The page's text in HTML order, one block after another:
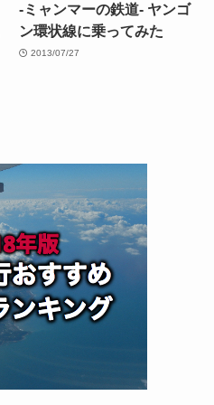
-ミャンマーの鉄道- ヤンゴ
ン環状線に乗ってみた
2013/07/27